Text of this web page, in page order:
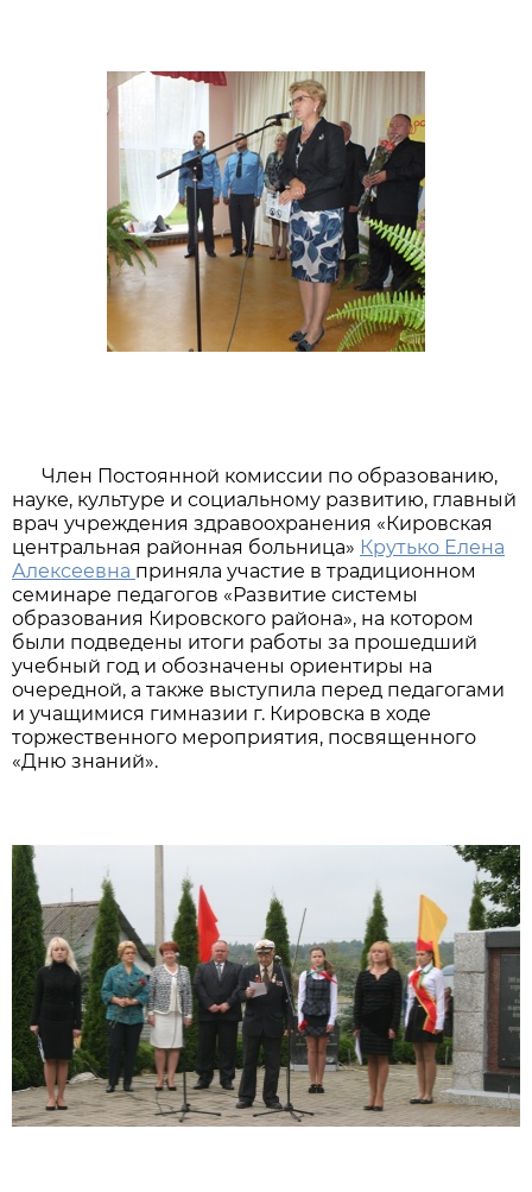
Член Постоянной комиссии по образованию,
науке, культуре и социальному развитию, главный
врач учреждения здравоохранения «Кировская
центральная районная больница» Крутько Елена
Алексеевна приняла участие в традиционном
семинаре педагогов «Развитие системы
образования Кировского района», на котором
были подведены итоги работы за прошедший
учебный год и обозначены ориентиры на
очередной, а также выступила перед педагогами
и учащимися гимназии г. Кировска в ходе
торжественного мероприятия, посвященного
«Дню знаний».